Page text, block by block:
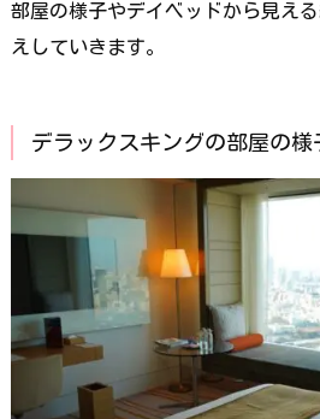
部屋の様子やデイベッドから見え
えしていきます。
デラックスキングの部屋の様